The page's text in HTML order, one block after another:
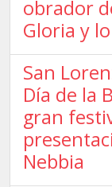
obrador
Gloria y
San
Día de la
gran
Nebbia